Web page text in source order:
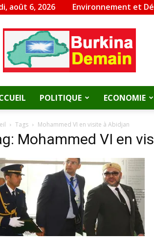
août 6, 2026 Environnement et
Burkina
Demain
POLITIQUE ECONOMIE
Tags Mohammed VI en visite à Abidjan
Mohammed VI en